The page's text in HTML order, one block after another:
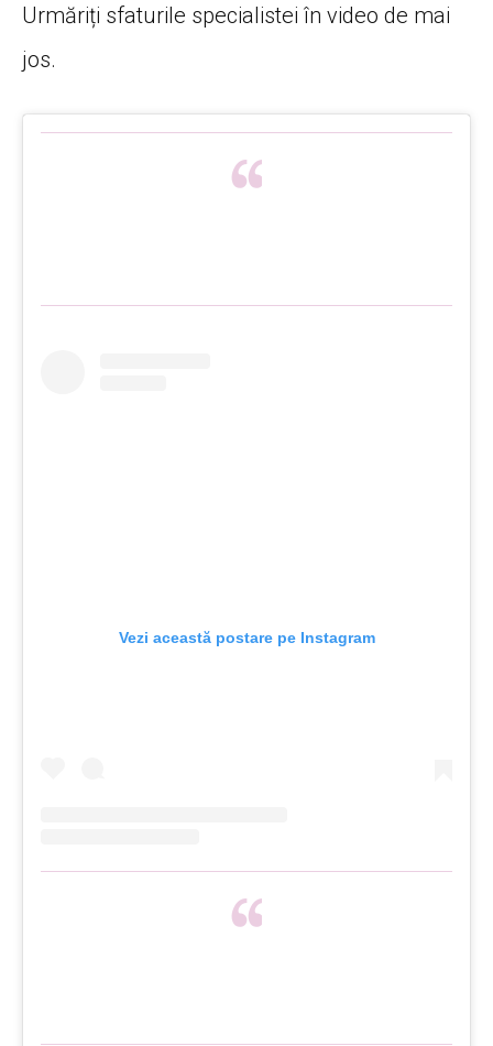
Urmăriți sfaturile specialistei în video de mai
jos.
Vezi această postare pe Instagram